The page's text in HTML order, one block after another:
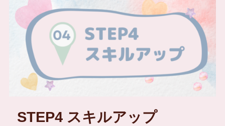
STEP4 スキルアップ